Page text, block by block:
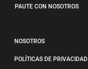
PAUTE CON NOSOTROS
NOSOTROS
POLÍTICAS DE PRIVACIDAD